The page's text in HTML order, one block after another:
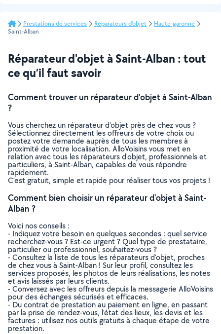
Prestations de services Réparateurs d'objet
Haute-garonne
Saint-Alban
Réparateur d'objet à Saint-Alban : tout
ce qu’il faut savoir
Comment trouver un réparateur d'objet à Saint-Alban
?
Vous cherchez un réparateur d'objet près de chez vous ?
Sélectionnez directement les offreurs de votre choix ou
postez votre demande auprès de tous les membres à
proximité de votre localisation. AlloVoisins vous met en
relation avec tous les réparateurs d'objet, professionnels et
particuliers, à Saint-Alban, capables de vous répondre
rapidement.
C’est gratuit, simple et rapide pour réaliser tous vos projets !
Comment bien choisir un réparateur d'objet à Saint-
Alban ?
Voici nos conseils :
- Indiquez votre besoin en quelques secondes : quel service
recherchez-vous ? Est-ce urgent ? Quel type de prestataire,
particulier ou professionnel, souhaitez-vous ?
- Consultez la liste de tous les réparateurs d'objet, proches
de chez vous à Saint-Alban ! Sur leur profil, consultez les
services proposés, les photos de leurs réalisations, les notes
et avis laissés par leurs clients.
- Conversez avec les offreurs depuis la messagerie AlloVoisins
pour des échanges sécurisés et efficaces.
- Du contrat de prestation au paiement en ligne, en passant
par la prise de rendez-vous, l’état des lieux, les devis et les
factures : utilisez nos outils gratuits à chaque étape de votre
prestation.